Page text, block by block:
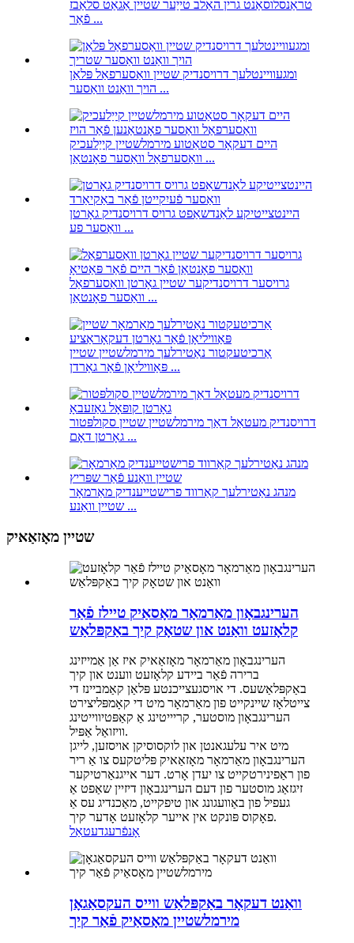
טראַנסלוסאַנט גרין האַלב טייַער שטיין אַגאַט סלאַבז
פֿאַר ...
ומגעוויינטלעך דרויסנדיק שטיין וואַסערפאַל פּלאַן
הויך וואַנט וואַסער ...
היים דעקאָר סטאַטוע מירמלשטיין קייַלעכיק
וואַסערפאַל וואַסער פאָנטאַן ...
היינטצייטיקע לאַנדשאַפט גרויס דרויסנדיק גאָרטן
וואַסער פע ...
גרויסער דרויסנדיקער שטיין גאָרטן וואַסערפאַל
וואַסער פאָנטאַן ...
אַרכיטעקטור נאַטירלעך מירמלשטיין שטיין
פּאַוויליאָן פֿאַר גאַרדן ...
דרויסנדיק מעטאַל דאַך מירמלשטיין שטיין סקולפּטור
גאָרטן דאָם ...
מנהג נאַטירלעך קאַרווד פרישטייענדיק מאַרמאָר
שטיין וואַנע ...
שטיין מאָזאַאיק
הערינגבאָון מאַרמאָר מאָסאַיק טיילז פֿאַר
קלאָזעט וואַנט און שטאָק קיך באַקפּלאַש
הערינגבאָון מאַרמאָר מאָזאַאיק איז אַן אַמייזינג
ברירה פֿאַר ביידע קלאָזעט ווענט און קיך
באַקפּלאַשעס. די אויסגעצייכנטע פּלאַן קאַמביינז די
צייטלאָז שיינקייט פון מאַרמאָר מיט די קאָמפּליצירט
הערינגבאָון מוסטער, קריייטינג אַ קאַפּטיווייטינג
וויזואַל אַפּיל.
מיט איר עלעגאנטן און לוקסוסיקן אויסזען, לייגן
הערינגבאָון מאַרמאָר מאָזאַאיק פּליטקעס צו אַ ריר
פון ראַפינירטקייט צו יעדן אָרט. דער אייגנאַרטיקער
זיגזאַג מוסטער פון דעם הערינגבאָון דיזיין שאַפט אַ
געפיל פון באַוועגונג און טיפקייט, מאַכנדיג עס אַ
פאָקוס פּונקט אין אייער קלאָזעט אָדער קיך.
אָנפֿרעגדעטאַל
וואַנט דעקאָר באַקפּלאַש ווייס העקסאַגאָן
מירמלשטיין מאָסאַיק פֿאַר קיך